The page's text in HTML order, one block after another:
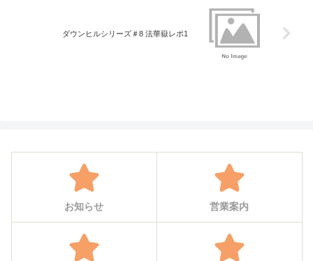
ダウンヒルシリーズ＃8 法華嶽レポ1
お知らせ 営業案内